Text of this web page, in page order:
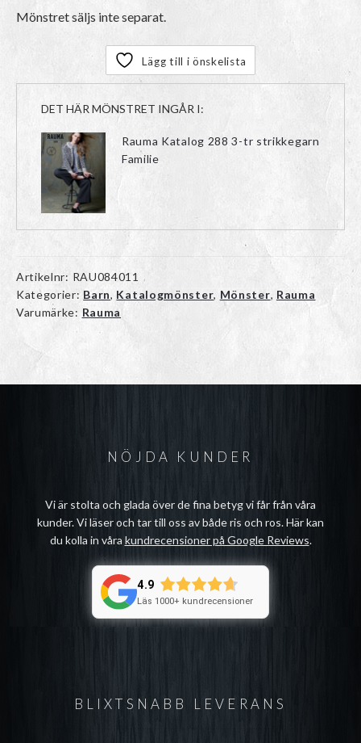
Mönstret säljs inte separat.
Lägg till i önskelista
DET HÄR MÖNSTRET INGÅR I:
Rauma Katalog 288 3-tr strikkegarn
Familie
Artikelnr: RAU084011
Kategorier: Barn, Katalogmönster, Mönster, Rauma
Varumärke: Rauma
BLIXTSNABB LEVERANS
NÖJDA KUNDER
Vi är stolta och glada över de fina betyg vi får från våra
kunder. Vi läser och tar till oss av både ris och ros. Här kan
du kolla in våra kundrecensioner på Google Reviews.
4.9
Läs 1000+ kundrecensioner